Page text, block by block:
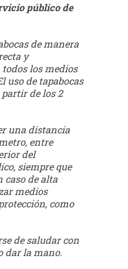
público de
de manera
y
los medios
uso de tapabocas
de los 2
una distancia
entre
del
siempre que
caso de alta
medios
como
de saludar con
dar la mano.